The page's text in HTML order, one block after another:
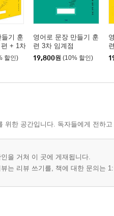
기 훈
+ 1차
할인)
영어로 문장 만들기 훈
련 3차 임계점
19,800원 (10% 할인)
위한 공간입니다. 독자들에게 전하
을 거쳐 이 곳에 게재됩니다.
는 리뷰 쓰기를, 책에 대한 문의는